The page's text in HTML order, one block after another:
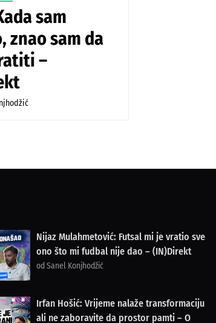
sam
znao sam da
–
Nijaz Mulahmetović: Futsal mi je vratio sve
ono što mi fudbal nije dao – (IN)Direkt
od Sanel Konjhodžić
Irfan Hošić: Vrijeme nalaže transformaciju
ali ne zaboravite da prostor pamti – O